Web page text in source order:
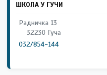
ШКОЛА У ГУЧИ
Радничка 13
32230 Гуча
032/854-144